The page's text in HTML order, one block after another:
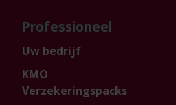
Professioneel
Uw bedrijf
KMO
Verzekeringspacks